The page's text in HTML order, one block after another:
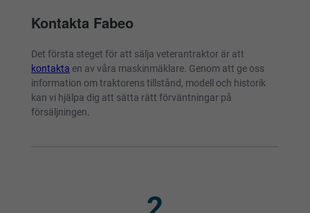
Kontakta Fabeo
Det första steget för att sälja veterantraktor är att
kontakta en av våra maskinmäklare. Genom att ge oss
information om traktorens tillstånd, modell och historik
kan vi hjälpa dig att sätta rätt förväntningar på
försäljningen.